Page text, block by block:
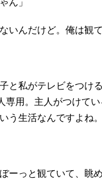
ん」
いんだけど。俺は観
と私がテレビをつけ
専用。主人がつけて
う生活なんですよね。
ーっと観ていて、眺